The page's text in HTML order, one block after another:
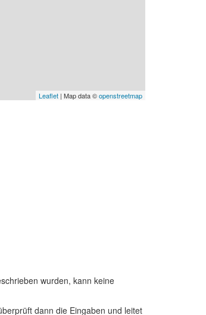
Leaflet | Map data ©openstreetmap
wurden, kann keine
dann die Eingaben und leitet